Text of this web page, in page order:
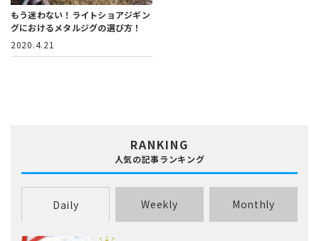
もう迷わない！ ライトショアジギン
グにおけるメタルジグの選び方！
2020.4.21
RANKING
人気の記事ランキング
Daily Weekly Monthly